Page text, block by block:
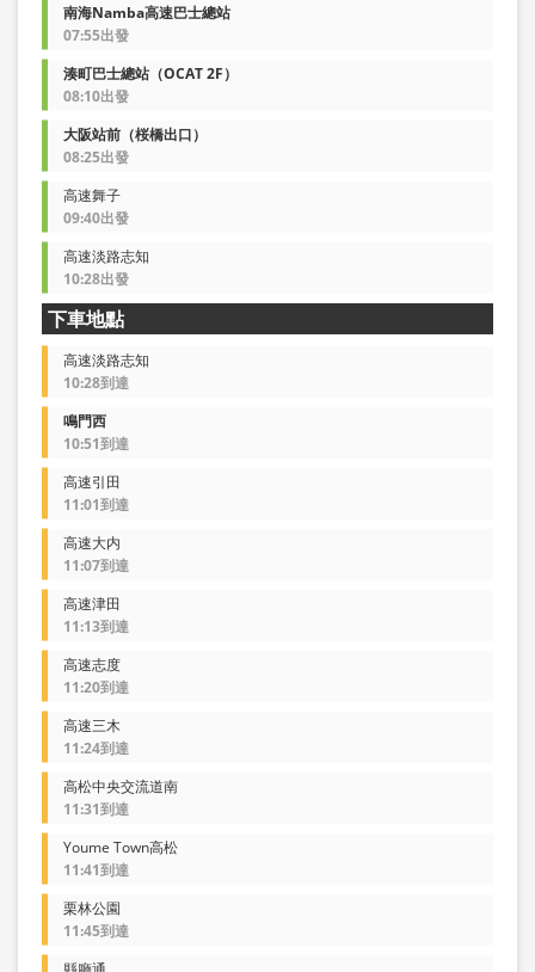
南海Namba高速巴士總站
07:55出發
湊町巴士總站（OCAT 2F）
08:10出發
大阪站前（桜橋出口）
08:25出發
高速舞子
09:40出發
高速淡路志知
10:28出發
下車地點
高速淡路志知
10:28到達
鳴門西
10:51到達
高速引田
11:01到達
高速大内
11:07到達
高速津田
11:13到達
高速志度
11:20到達
高速三木
11:24到達
高松中央交流道南
11:31到達
Youme Town高松
11:41到達
栗林公園
11:45到達